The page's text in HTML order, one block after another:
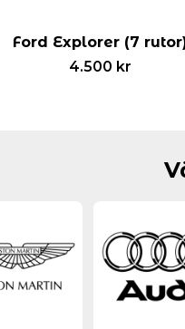
Ford Explorer (7
4.500 kr